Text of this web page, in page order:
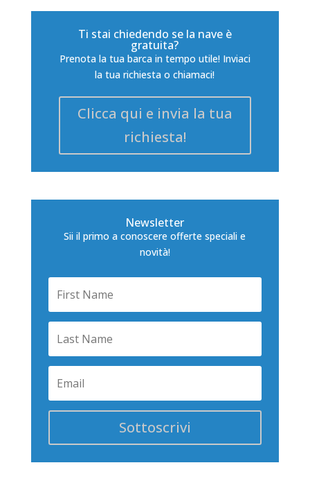
Ti stai chiedendo se la nave è
gratuita?
Prenota la tua barca in tempo utile! Inviaci
la tua richiesta o chiamaci!
Clicca qui e invia la tua
richiesta!
Newsletter
Sii il primo a conoscere offerte speciali e
novità!
Sottoscrivi